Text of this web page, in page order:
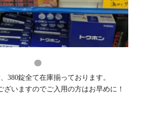
380錠全て在庫揃っております。
ざいますのでご入用の方はお早めに！